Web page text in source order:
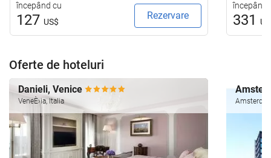
începând cu
127 US$
Rezervare
începând
331
Oferte de hoteluri
Danieli, Venice
VeneÈ›ia, Italia